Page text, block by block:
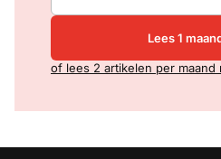
Lees 1
of lees 2 artikelen per maand